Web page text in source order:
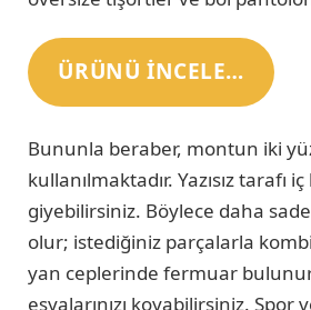
ÜRÜNÜ INCELE…
Bununla beraber, montun iki
kullanılmaktadır. Yazısız tarafı
giyebilirsiniz. Böylece daha
olur; istediğiniz parçalarla
yan ceplerinde fermuar
eşyalarınızı koyabilirsiniz. Spor